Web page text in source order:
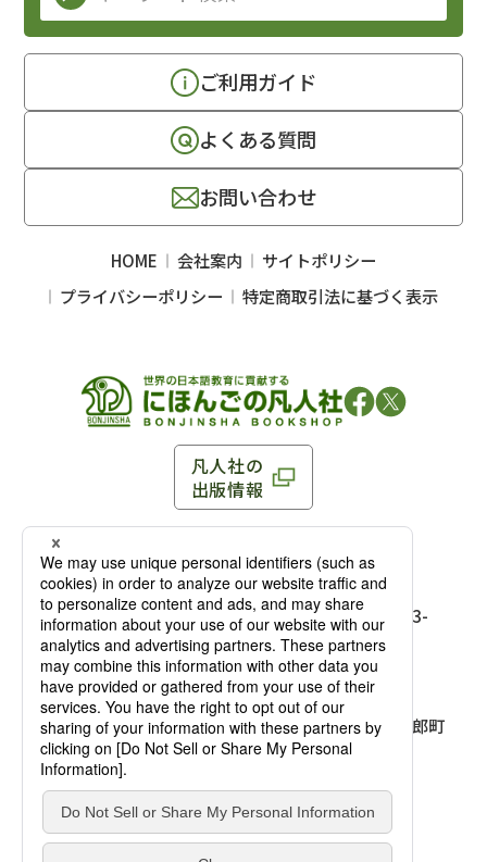
凡人社の
出版情報
〒102-0093 東京都千代田区平河町 1-3-13 8F
TEL：03-3263-3959／FAX：03-3263-3116
麹町店
〒102-0093 東京都千代田区平河町1-3-
13 8F［アクセス］
TEL：03-3239-8673／FAX：03-3263-
3116
大阪店
〒541-0056 大阪府大阪市中央区久太郎町
4-2-10
大西ビルディング 1階［
TEL：06-4256-2684／FAX：03-6733-
7887
ご利用ガイド
よくある質問
お問い合わせ
HOME 会社案内
サイトポリシー
プライバシーポリシー
特定商取引法に基づく表示